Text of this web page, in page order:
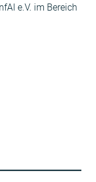
e.V. im Bere­ich